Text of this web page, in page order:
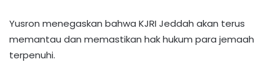
Yusron menegaskan bahwa KJRI Jeddah akan terus
memantau dan memastikan hak hukum para jemaah
terpenuhi.